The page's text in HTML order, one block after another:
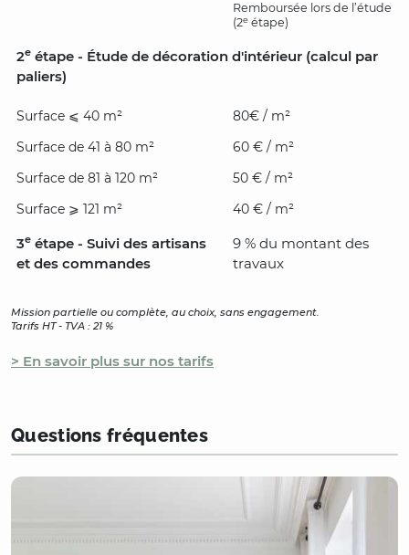
Remboursée lors de l’étude
(2e étape)
2e étape - Étude de décoration d'intérieur (calcul par
paliers)
Surface ⩽ 40 m²
80€ / m²
Surface de 41 à 80 m²
60 € / m²
Surface de 81 à 120 m²
50 € / m²
Surface ⩾ 121 m²
40 € / m²
3e étape - Suivi des artisans
et des commandes
9 % du montant des
travaux
Mission partielle ou complète, au choix, sans engagement.
Tarifs HT - TVA : 21 %
> En savoir plus sur nos tarifs
Questions fréquentes